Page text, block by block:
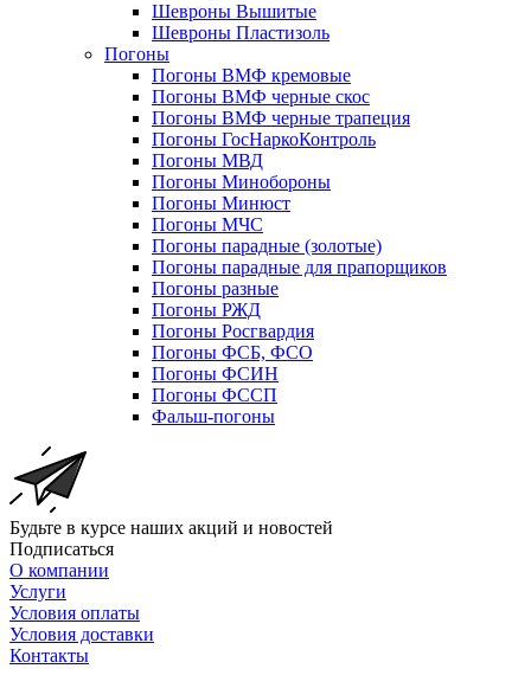
Шевроны Вышитые
Шевроны Пластизоль
Погоны
Погоны ВМФ кремовые
Погоны ВМФ черные скос
Погоны ВМФ черные трапеция
Погоны ГосНаркоКонтроль
Погоны МВД
Погоны Минобороны
Погоны Минюст
Погоны МЧС
Погоны парадные (золотые)
Погоны парадные для прапорщиков
Погоны разные
Погоны РЖД
Погоны Росгвардия
Погоны ФСБ, ФСО
Погоны ФСИН
Погоны ФССП
Фальш-погоны
Будьте в курсе наших акций и новостей
Подписаться
О компании
Услуги
Условия оплаты
Условия доставки
Контакты